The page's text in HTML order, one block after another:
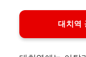
대치역